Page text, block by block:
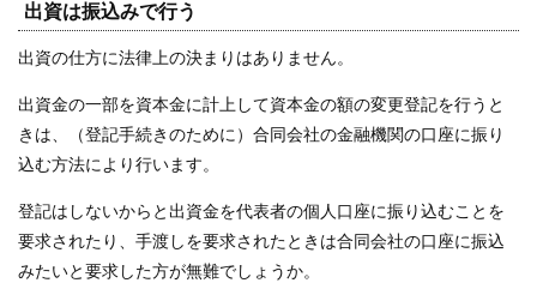
出資は振込みで行う
出資の仕方に法律上の決まりはありません。
出資金の一部を資本金に計上して資本金の額の変更登記を行うと
きは、（登記手続きのために）合同会社の金融機関の口座に振り
込む方法により行います。
登記はしないからと出資金を代表者の個人口座に振り込むことを
要求されたり、手渡しを要求されたときは合同会社の口座に振込
みたいと要求した方が無難でしょうか。